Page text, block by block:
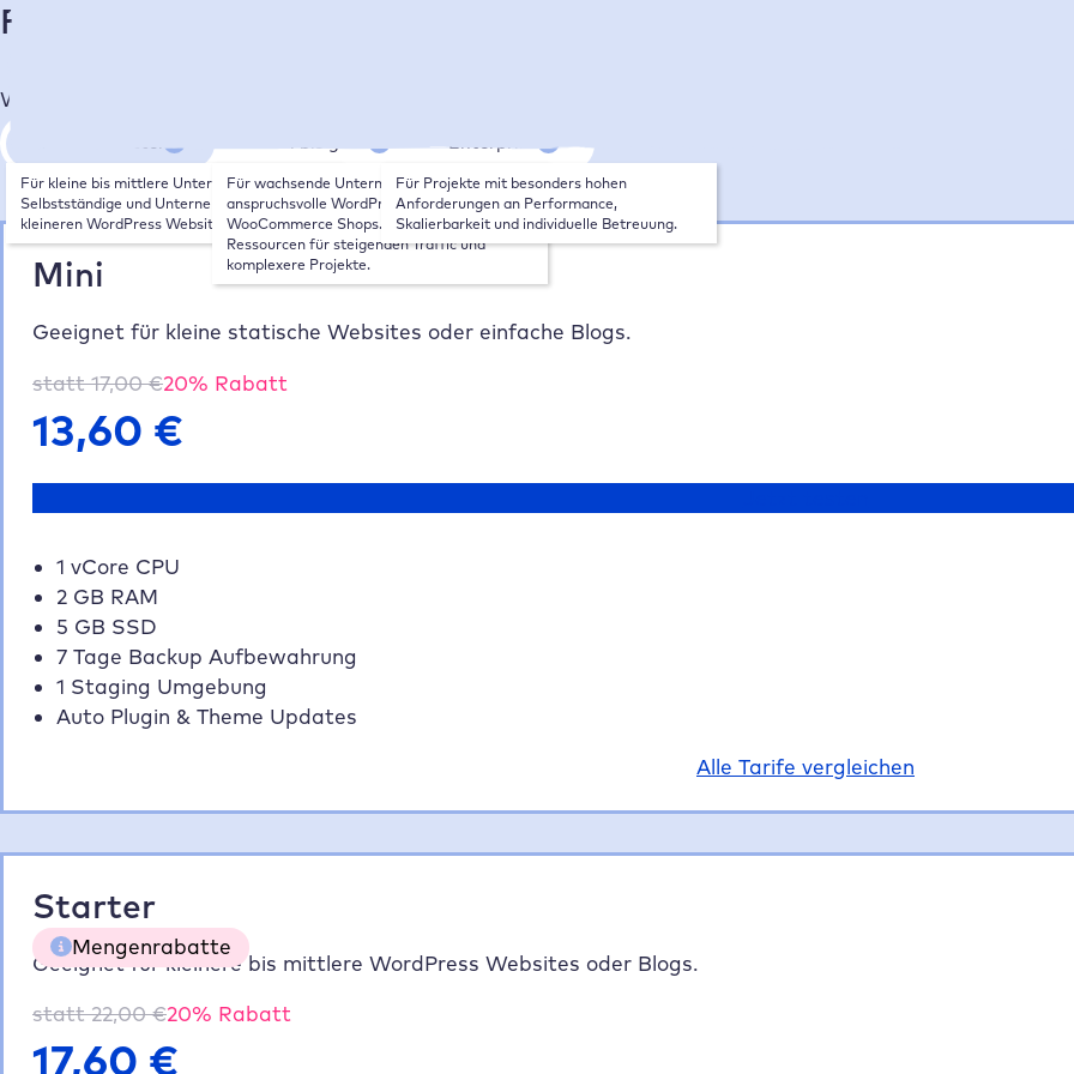
Finde deinen passenden Hostingtarif
Wähle die Größe deiner Website/deines Shops:
Klein bis mittel
Für kleine bis mittlere Unternehmen,
Selbstständige und Unternehmen mit
kleineren WordPress Websites.
Mittel bis groß
Für wachsende Unternehmen,
anspruchsvolle WordPress Websites und
WooCommerce Shops. Mehr Leistung und
Ressourcen für steigenden Traffic und
komplexere Projekte.
Enterprise
Für Projekte mit besonders hohen
Anforderungen an Performance,
Skalierbarkeit und individuelle Betreuung.
Mini
Geeignet für kleine statische Websites oder einfache Blogs.
statt17,00€20% Rabatt
13,60 €
1 vCore CPU
2 GB RAM
5 GB SSD
7 Tage Backup Aufbewahrung
1 Staging Umgebung
Auto Plugin & Theme Updates
Alle Tarife vergleichen
Starter
Mengenrabatte
5 Websites20% gespart
10 Websites
Geeignet für kleinere bis mittlere WordPress Websites oder Blogs.
statt22,00€20% Rabatt
17,60 €